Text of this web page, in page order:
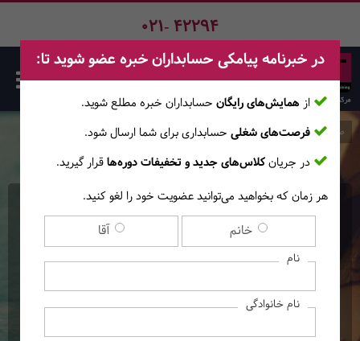
021- 42294
کارگاه حضوری بروزرسانی
قوانین و مقررات مالیاتی با
آخرین اصلاحات و
بخشنامه‌های مالیاتی 1404
صفحه اصلی دوره‌ها
در خبرنامه پیامکی حسابداران خبره عضو شوید تا:
از همایش‌های رایگان حسابداران خبره مطلع ‎شوید.
فرصت‌های شغلی حسابداری برای شما ارسال شود.
در جریانکلاس‌های جدید و تخفیفات دوره‌هاقرار گیرید.
هر زمان که بخواهید می‌توانید عضویت خود را لغو کنید.
خانم آقا
نام
نام خانوادگی